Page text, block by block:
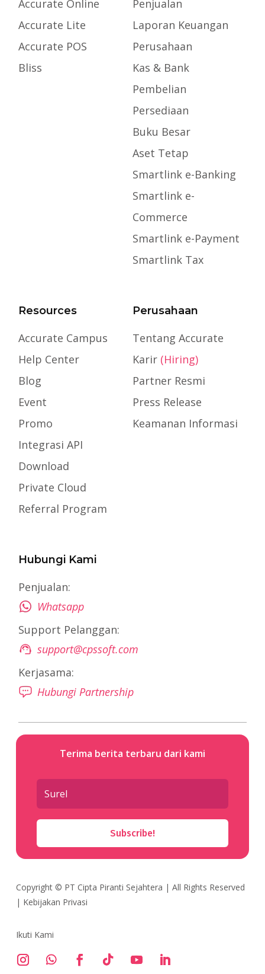
Accurate Online
Accurate Lite
Accurate POS
Bliss
Penjualan
Laporan Keuangan
Perusahaan
Kas & Bank
Pembelian
Persediaan
Buku Besar
Aset Tetap
Smartlink e-Banking
Smartlink e-
Commerce
Smartlink e-Payment
Smartlink Tax
Resources
Accurate Campus
Help Center
Blog
Event
Promo
Integrasi API
Download
Private Cloud
Referral Program
Perusahaan
Tentang Accurate
Karir (Hiring)
Partner Resmi
Press Release
Keamanan Informasi
Hubungi Kami
Penjualan:
Whatsapp
Support Pelanggan:
support@cpssoft.com
Kerjasama:
Hubungi Partnership
Terima berita terbaru dari kami
Subscribe!
Copyright © PT Cipta Piranti Sejahtera | All Rights Reserved
| Kebijakan Privasi
Ikuti Kami